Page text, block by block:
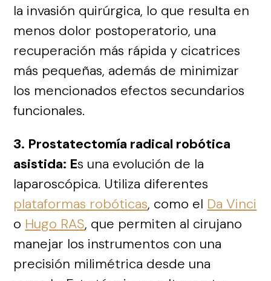
la invasión quirúrgica, lo que resulta en
menos dolor postoperatorio, una
recuperación más rápida y cicatrices
más pequeñas, además de minimizar
los mencionados efectos secundarios
funcionales.
3. Prostatectomía radical robótica
asistida: Es una evolución de la
laparoscópica. Utiliza diferentes
plataformas robóticas, como el Da Vinci
o Hugo RAS, que permiten al cirujano
manejar los instrumentos con una
precisión milimétrica desde una